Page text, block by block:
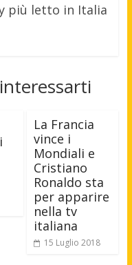
più letto in Italia
La Francia
vince i
Mondiali e
Cristiano
Ronaldo sta
per apparire
nella tv
italiana
15 Luglio 2018